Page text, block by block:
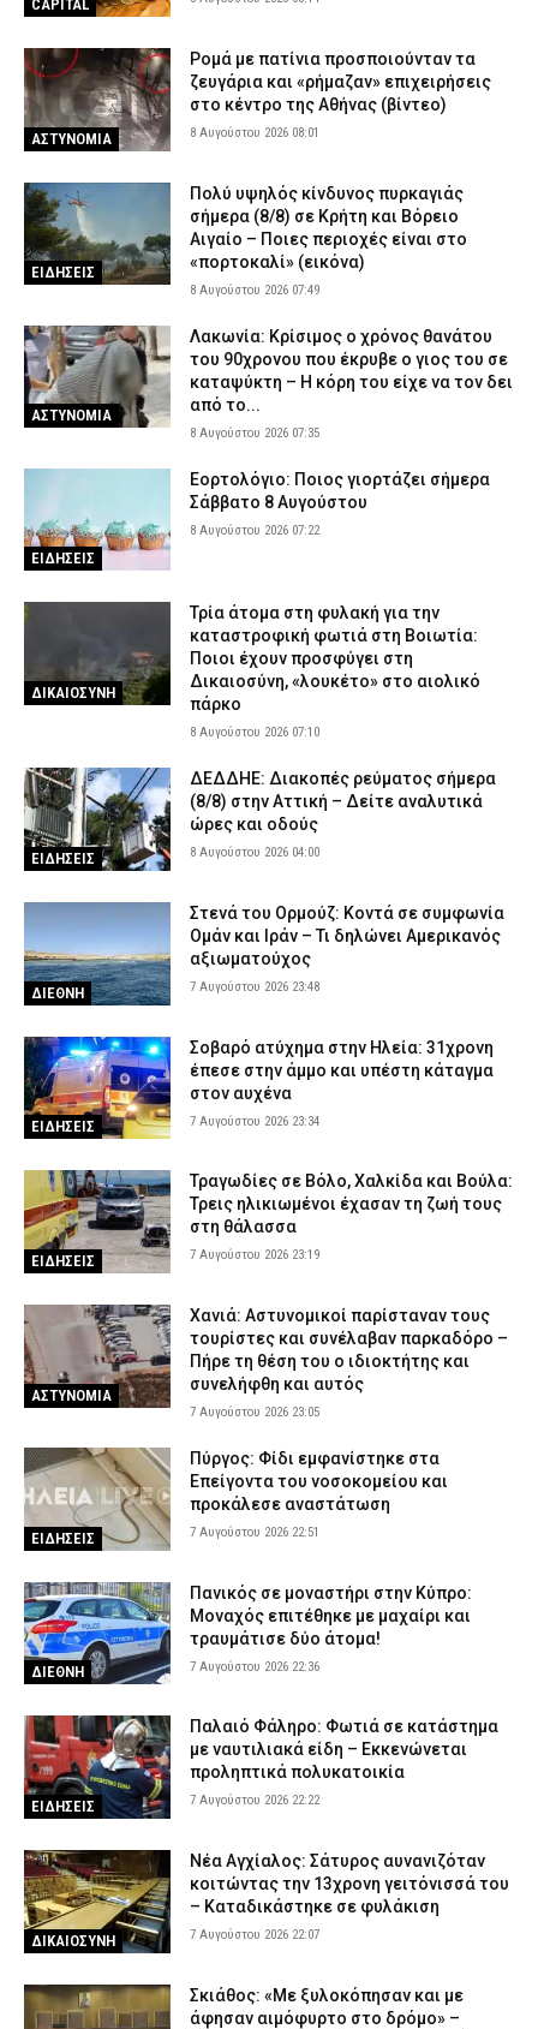
ΑΣΤΥΝΟΜΙΑ 7 Αυγούστου 2026 18:27
Πυρκαγιά στην Ερμακιά Κοζάνης – Στη μάχη εναέρια και επίγεια
μέσα
ΕΙΔΗΣΕΙΣ 7 Αυγούστου 2026 18:15
Έφυγε από τη ζωή η δημοσιογράφος Χριστίνα Πιτουρά
ΕΙΔΗΣΕΙΣ 7 Αυγούστου 2026 18:02
Άνω Λιόσια: Προφυλακίστηκαν οι δύο άνδρες για τον θάνατο
ηλικιωμένου που εντοπίστηκε εγκαταλελειμμένος
Κόρινθος: Αυτοκίνητο παρέσυρε γυναίκα στο κέντρο της πόλης
– Μεταφέρθηκε στο νοσοκομείο
ΕΙΔΗΣΕΙΣ 7 Αυγούστου 2026 17:37
CAPITAL
ΑΣΤΥΝΟΜΙΑ
Ρομά με πατίνια προσποιούνταν τα
ζευγάρια και «ρήμαζαν» επιχειρήσεις
στο κέντρο της Αθήνας (βίντεο)
8 Αυγούστου 2026 08:01
ΕΙΔΗΣΕΙΣ
Πολύ υψηλός κίνδυνος πυρκαγιάς
σήμερα (8/8) σε Κρήτη και Βόρειο
Αιγαίο – Ποιες περιοχές είναι στο
«πορτοκαλί» (εικόνα)
8 Αυγούστου 2026 07:49
ΑΣΤΥΝΟΜΙΑ
Λακωνία: Κρίσιμος ο χρόνος θανάτου
του 90χρονου που έκρυβε ο γιος του σε
καταψύκτη – Η κόρη του είχε να τον δει
από το...
8 Αυγούστου 2026 07:35
ΕΙΔΗΣΕΙΣ
Εορτολόγιο: Ποιος γιορτάζει σήμερα
Σάββατο 8 Αυγούστου
8 Αυγούστου 2026 07:22
ΔΙΚΑΙΟΣΥΝΗ
Τρία άτομα στη φυλακή για την
καταστροφική φωτιά στη Βοιωτία:
Ποιοι έχουν προσφύγει στη
Δικαιοσύνη, «λουκέτο» στο αιολικό
πάρκο
8 Αυγούστου 2026 07:10
ΕΙΔΗΣΕΙΣ
ΔΕΔΔΗΕ: Διακοπές ρεύματος σήμερα
(8/8) στην Αττική – Δείτε αναλυτικά
ώρες και οδούς
8 Αυγούστου 2026 04:00
ΔΙΕΘΝΗ
Στενά του Ορμούζ: Κοντά σε συμφωνία
Ομάν και Ιράν – Τι δηλώνει Αμερικανός
αξιωματούχος
7 Αυγούστου 2026 23:48
ΕΙΔΗΣΕΙΣ
Σοβαρό ατύχημα στην Ηλεία: 31χρονη
έπεσε στην άμμο και υπέστη κάταγμα
στον αυχένα
7 Αυγούστου 2026 23:34
ΕΙΔΗΣΕΙΣ
Τραγωδίες σε Βόλο, Χαλκίδα και Βούλα:
Τρεις ηλικιωμένοι έχασαν τη ζωή τους
στη θάλασσα
7 Αυγούστου 2026 23:19
ΑΣΤΥΝΟΜΙΑ
Χανιά: Αστυνομικοί παρίσταναν τους
τουρίστες και συνέλαβαν παρκαδόρο –
Πήρε τη θέση του ο ιδιοκτήτης και
συνελήφθη και αυτός
7 Αυγούστου 2026 23:05
ΕΙΔΗΣΕΙΣ
Πύργος: Φίδι εμφανίστηκε στα
Επείγοντα του νοσοκομείου και
προκάλεσε αναστάτωση
7 Αυγούστου 2026 22:51
ΔΙΕΘΝΗ
Πανικός σε μοναστήρι στην Κύπρο:
Μοναχός επιτέθηκε με μαχαίρι και
τραυμάτισε δύο άτομα!
7 Αυγούστου 2026 22:36
ΕΙΔΗΣΕΙΣ
Παλαιό Φάληρο: Φωτιά σε κατάστημα
με ναυτιλιακά είδη – Εκκενώνεται
προληπτικά πολυκατοικία
7 Αυγούστου 2026 22:22
ΔΙΚΑΙΟΣΥΝΗ
Νέα Αγχίαλος: Σάτυρος αυνανιζόταν
κοιτώντας την 13χρονη γειτόνισσά του
– Καταδικάστηκε σε φυλάκιση
7 Αυγούστου 2026 22:07
Σκιάθος: «Με ξυλοκόπησαν και με
άφησαν αιμόφυρτο στο δρόμο» –